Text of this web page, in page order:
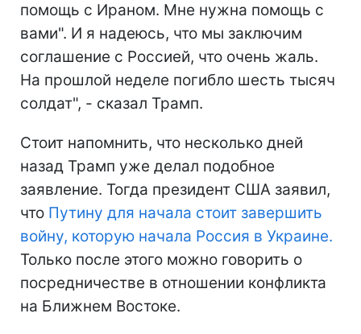
помощь с Ираном. Мне нужна помощь с
вами". И я надеюсь, что мы заключим
соглашение с Россией, что очень жаль.
На прошлой неделе погибло шесть тысяч
солдат", - сказал Трамп.
Стоит напомнить, что несколько дней
назад Трамп уже делал подобное
заявление. Тогда президент США заявил,
что Путину для начала стоит завершить
войну, которую начала Россия в Украине.
Только после этого можно говорить о
посредничестве в отношении конфликта
на Ближнем Востоке.